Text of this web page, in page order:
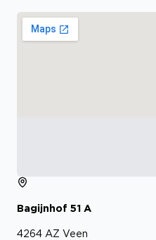
Bagijnhof 51 A
4264 AZ Veen